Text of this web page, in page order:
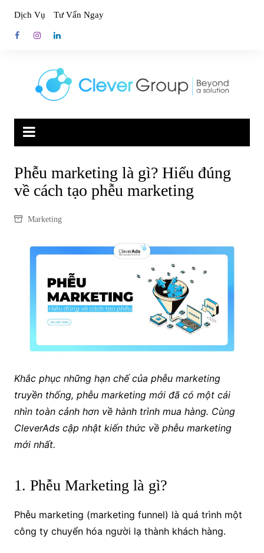
content
Dịch Vụ Tư Vấn Ngay
Phễu marketing là gì? Hiểu đúng
về cách tạo phễu marketing
Marketing
Khắc phục những hạn chế của phễu marketing
truyền thống, phễu marketing mới đã có một cái
nhìn toàn cảnh hơn về hành trình mua hàng. Cùng
CleverAds cập nhật kiến thức về phễu marketing
mới nhất.
1. Phễu Marketing là gì?
Phễu marketing (marketing funnel) là quá trình một
công ty chuyển hóa người lạ thành khách hàng.